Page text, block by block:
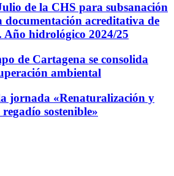
de la CHS para subsanación
documentación acreditativa de
Año hidrológico 2024/25
de Cartagena se consolida
ambiental
jornada «Renaturalización y
sostenible»